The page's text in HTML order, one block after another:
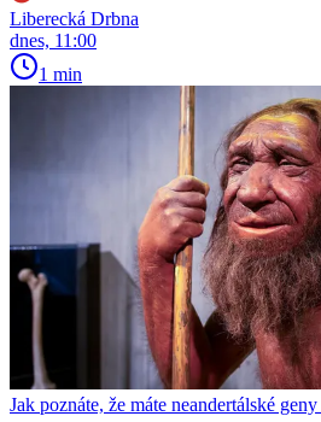
Liberecká Drbna
dnes, 11:00
1 min
Jak poznáte, že máte neandertálské